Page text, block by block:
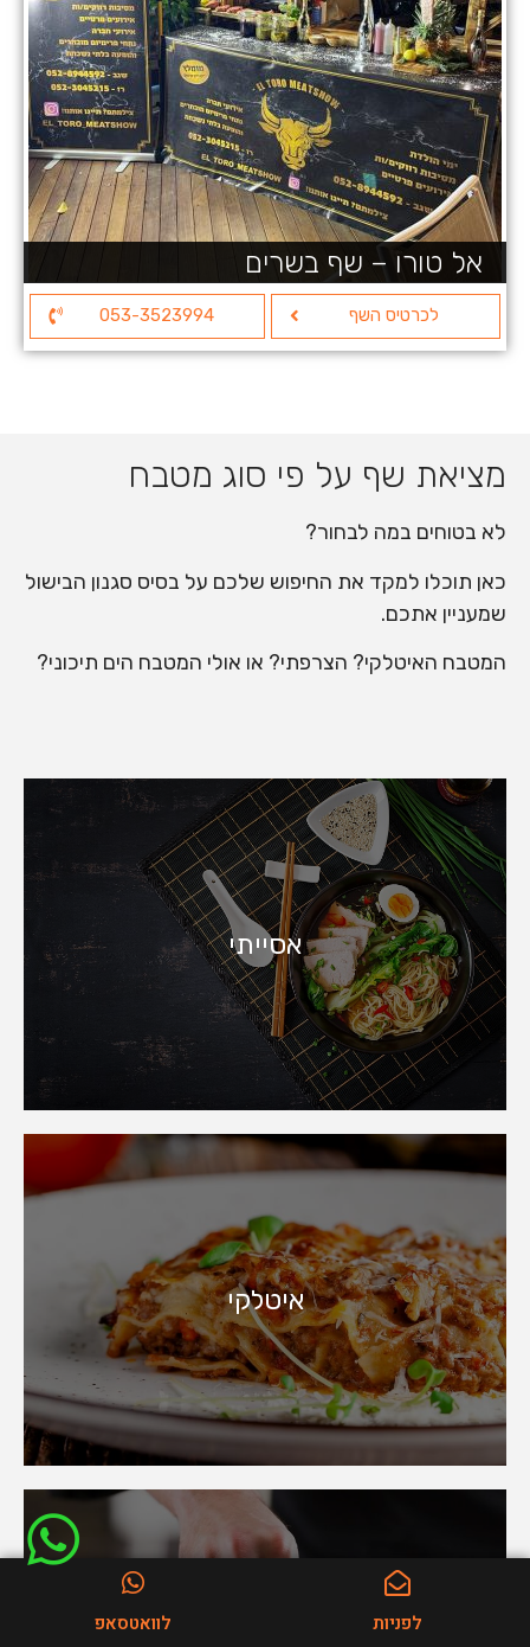
אל טורו – שף בשרים
לכרטיס השף 053-3523994
מציאת שף על פי סוג מטבח
לא בטוחים במה לבחור?
כאן תוכלו למקד את החיפוש שלכם על בסיס סגנון הבישול
שמעניין אתכם.
המטבח האיטלקי? הצרפתי? או אולי המטבח הים תיכוני?
אסייתי
איטלקי
לפניות לוואטסאפ